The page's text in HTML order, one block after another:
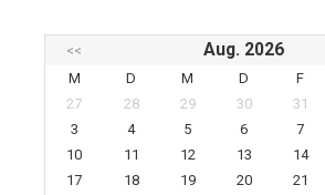
<< Aug. 2026
M
D M D F
27
28 29 30 31
3
4 5 6 7
10
11 12 13 14
17
18 19 20 21